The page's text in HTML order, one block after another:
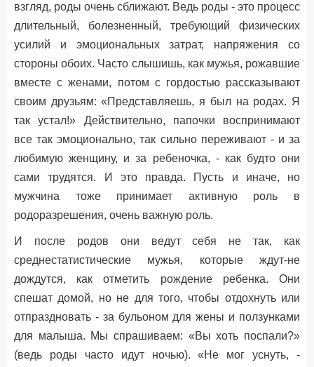
взгляд, роды очень сближают. Ведь роды - это процесс
длительный, болезненный, требующий физических
усилий и эмоциональных затрат, напряжения со
стороны обоих. Часто слышишь, как мужья, рожавшие
вместе с женами, потом с гордостью рассказывают
своим друзьям: «Представляешь, я был на родах. Я
так устал!» Действительно, папочки воспринимают
все так эмоционально, так сильно переживают - и за
любимую женщину, и за ребеночка, - как будто они
сами трудятся. И это правда. Пусть и иначе, но
мужчина тоже принимает активную роль в
родоразрешения, очень важную роль.
И после родов они ведут себя не так, как
среднестатистические мужья, которые ждут-не
дождутся, как отметить рождение ребенка. Они
спешат домой, но не для того, чтобы отдохнуть или
отпраздновать - за бульоном для жены и ползунками
для малыша. Мы спрашиваем: «Вы хоть поспали?»
(ведь роды часто идут ночью). «Не мог уснуть, -